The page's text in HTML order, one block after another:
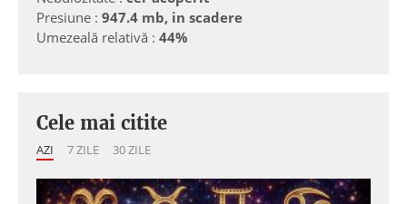
Presiune : 947.4 mb, in scadere
Umezeală relativă : 44%
Cele mai citite
AZI 7 ZILE 30 ZILE